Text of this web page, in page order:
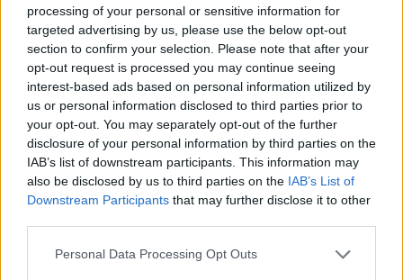
processing of your personal or sensitive information for
targeted advertising by us, please use the below opt-out
section to confirm your selection. Please note that after your
opt-out request is processed you may continue seeing
interest-based ads based on personal information utilized by
us or personal information disclosed to third parties prior to
your opt-out. You may separately opt-out of the further
disclosure of your personal information by third parties on the
IAB’s list of downstream participants. This information may
also be disclosed by us to third parties on the IAB’s List of
Downstream Participants that may further disclose it to other
Personal Data Processing Opt Outs